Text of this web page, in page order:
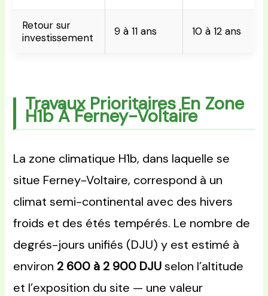
Retour sur
investissement
9 à 11 ans 10 à 12 ans
Travaux Prioritaires En Zone
H1b À Ferney-Voltaire
La zone climatique H1b, dans laquelle se
situe Ferney-Voltaire, correspond à un
climat semi-continental avec des hivers
froids et des étés tempérés. Le nombre de
degrés-jours unifiés (DJU) y est estimé à
environ 2 600 à 2 900 DJUselon l’altitude
et l’exposition du site — une valeur